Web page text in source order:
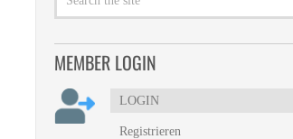
MEMBER LOGIN
LOGIN
Registrieren